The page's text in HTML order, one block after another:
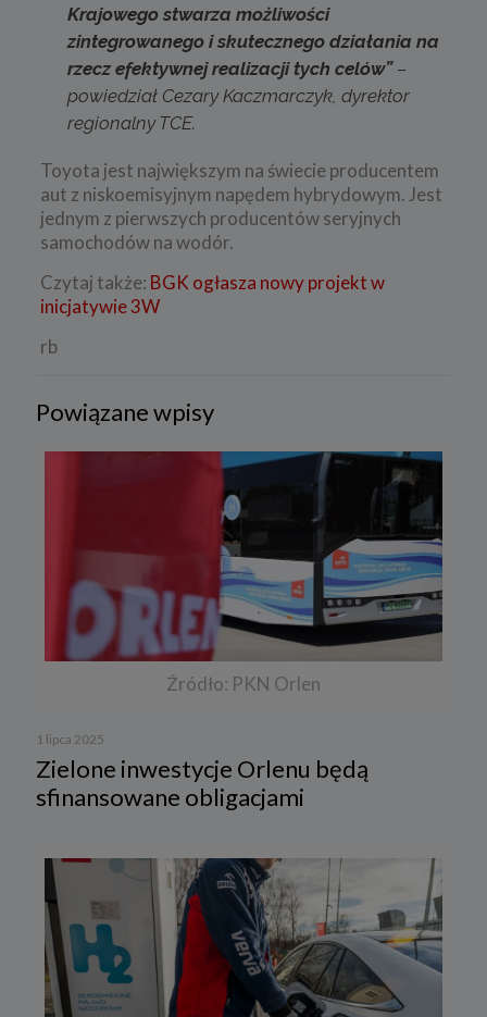
Krajowego stwarza możliwości
zintegrowanego i skutecznego działania na
rzecz efektywnej realizacji tych celów”–
powiedział Cezary Kaczmarczyk, dyrektor
regionalny TCE.
Toyota jest największym na świecie producentem
aut z niskoemisyjnym napędem hybrydowym. Jest
jednym z pierwszych producentów seryjnych
samochodów na wodór.
Czytaj także: BGK ogłasza nowy projekt w
inicjatywie 3W
rb
Powiązane wpisy
Źródło: PKN Orlen
1 lipca 2025
Zielone inwestycje Orlenu będą
sfinansowane obligacjami